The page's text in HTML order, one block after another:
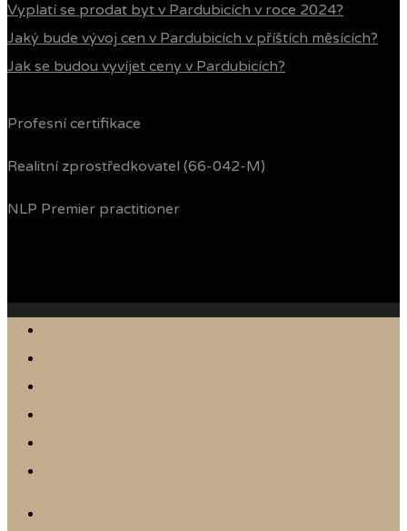
Vyplatí se prodat byt v Pardubicích v roce 2024?
Jaký bude vývoj cen v Pardubicích v příštích měsících?
Jak se budou vyvíjet ceny v Pardubicích?
Profesní certifikace
Realitní zprostředkovatel (66-042-M)
NLP Premier practitioner